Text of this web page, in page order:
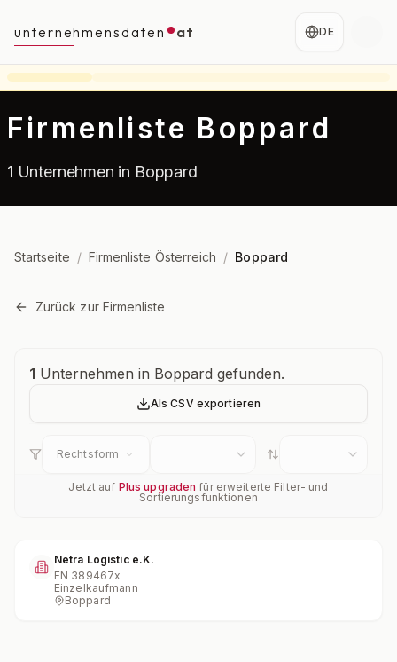
unternehmensdaten at DE
Firmenliste Boppard
1 Unternehmen in Boppard
Startseite / Firmenliste Österreich / Boppard
Zurück zur Firmenliste
Unternehmensübersicht
1 Unternehmen in Boppard gefunden.
Als CSV exportieren
Rechtsform
Jetzt auf Plus upgraden für erweiterte Filter- und
Sortierungsfunktionen
Netra Logistic e.K.
FN 389467x
Einzelkaufmann
Boppard